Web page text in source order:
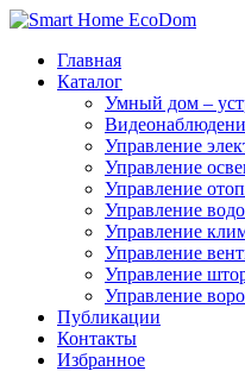
Главная
Каталог
Умный дом –
Управление
Управление
Управление
Управление
Управление
Управление
Управление
Управление
Публикации
Контакты
Избранное